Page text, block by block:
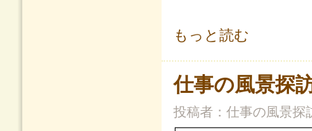
駅の公共性に「佇むシカケ」をプ
もっと読む
仕事の風景探
投稿者： 仕事の風景探